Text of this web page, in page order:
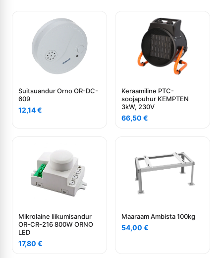
Suitsuandur Orno OR-DC-
609
12,14€
Keraamiline PTC-
soojapuhur KEMPTEN
3kW, 230V
66,50 €
Mikrolaine liikumisandur
OR-CR-216 800W ORNO
LED
17,80 €
Maaraam Ambista 100kg
54,00 €